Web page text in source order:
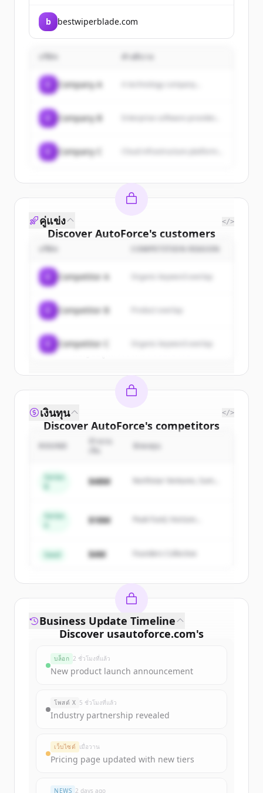
b bestwiperblade.com
คำอธิบาย
Company A A technology company...
Company B
Company C
Discover AutoForce's customers
Sign up for free to view allcustomers
New accounts include trial credits to
มีบัญชีอยู่แล้วใช่ไหม
คู่แข่ง </>
COMPETITION REASON
Competitor A Organic keyword overlap
Competitor B
Competitor C Organic keyword overlap
Discover AutoForce's competitors
Sign up for free to view all
New accounts include trial credits to
get started.
Create Free Account
เงินทุน </>
นักลงทุน
Series
$48M
Northstar Ventures, Summit
Series
$18M
Peak Fund, Horizon
Seed $4M Founders Collective
Discover usautoforce.com's
Sign up for free to view allfunding
New accounts include trial credits to
get started.
Create Free Account
Business Update Timeline
บล็อก 2 ชั่วโมงที่แล้ว
New product launch announcement
โพสต์ X 5 ชั่วโมงที่แล้ว
Industry partnership revealed
เว็บไซต์ เมื่อวาน
Pricing page updated with new tiers
NEWS 2 days ago